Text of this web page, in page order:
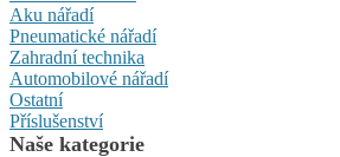
Aku nářadí
Pneumatické nářadí
Zahradní technika
Automobilové nářadí
Ostatní
Příslušenství
Naše kategorie